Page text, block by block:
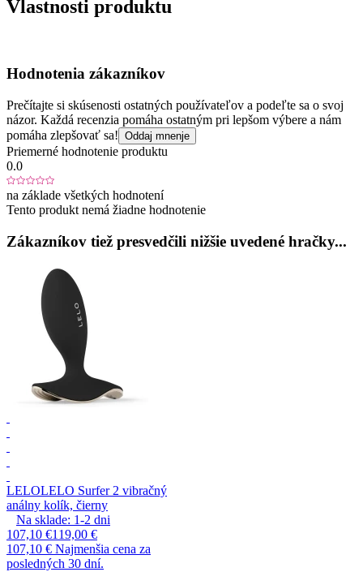
Vlastnosti produktu
Hodnotenia zákazníkov
Prečítajte si skúsenosti ostatných používateľov a podeľte sa o svoj
názor. Každá recenzia pomáha ostatným pri lepšom výbere a nám
pomáha zlepšovať sa! Oddaj mnenje
Priemerné hodnotenie produktu
0.0
na základe všetkých hodnotení
Tento produkt nemá žiadne hodnotenie
Zákazníkov tiež presvedčili nižšie uvedené hračky...
LELOLELO Surfer 2 vibračný
análny kolík, čierny
Na sklade: 1-2 dni
107,10 €119,00 €
107,10 € Najmenšia cena za
posledných 30 dní.